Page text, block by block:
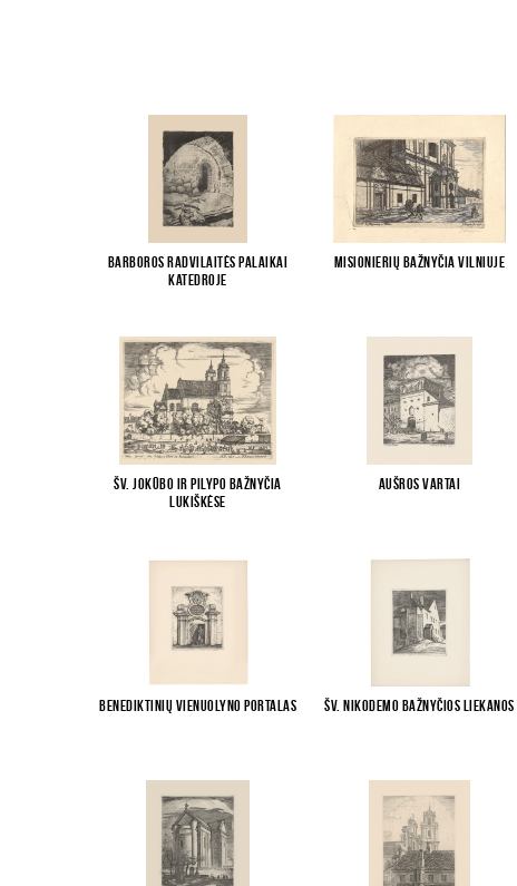
Barboros Radvilaitės palaikai
katedroje
Misionierių bažnyčia Vilniuje
Šv. Jokūbo ir Pilypo bažnyčia
Lukiškėse
Aušros vartai
Benediktinių vienuolyno portalas Šv. Nikodemo bažnyčios liekanos